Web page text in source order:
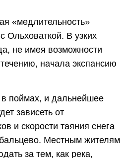
«медлительность»
Ольховаткой. В узких
не имея возможности
начала экспансию
поймах, и дальнейшее
зависеть от
и скорости таяния снега
Местным жителям
за тем, как река,